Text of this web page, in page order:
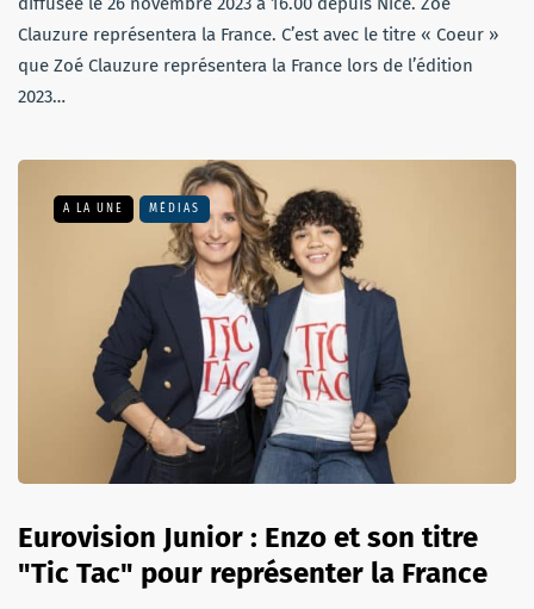
Clauzure représentera la France. C’est avec le titre « Coeur »
que Zoé Clauzure représentera la France lors de l’édition
2023…
A LA UNE MÉDIAS
Eurovision Junior : Enzo et son titre
"Tic Tac" pour représenter la France